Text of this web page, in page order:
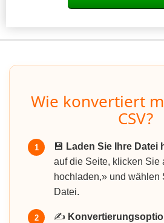
Wie konvertiert
CSV?
1 💾 Laden Sie Ihre Datei
auf die Seite, klicken Sie
hochladen,» und wählen
Datei.
2 ✍️